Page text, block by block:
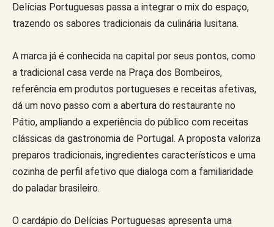
Delícias Portuguesas passa a integrar o mix do espaço,
trazendo os sabores tradicionais da culinária lusitana.
A marca já é conhecida na capital por seus pontos, como
a tradicional casa verde na Praça dos Bombeiros,
referência em produtos portugueses e receitas afetivas,
dá um novo passo com a abertura do restaurante no
Pátio, ampliando a experiência do público com receitas
clássicas da gastronomia de Portugal. A proposta valoriza
preparos tradicionais, ingredientes característicos e uma
cozinha de perfil afetivo que dialoga com a familiaridade
do paladar brasileiro.
O cardápio do Delícias Portuguesas apresenta uma